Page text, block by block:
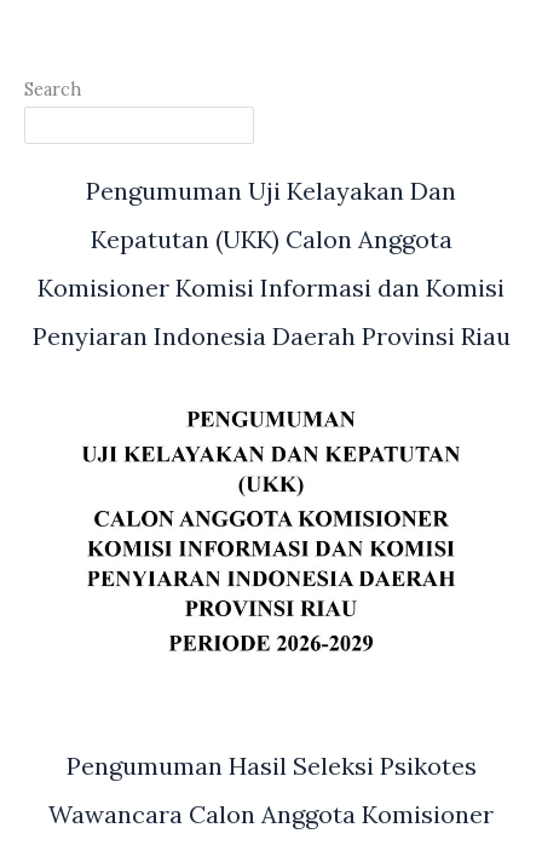
Search
Pengumuman Uji Kelayakan Dan
Kepatutan (UKK) Calon Anggota
Komisioner Komisi Informasi dan Komisi
Penyiaran Indonesia Daerah Provinsi Riau
Pengumuman Hasil Seleksi Psikotes
Wawancara Calon Anggota Komisioner